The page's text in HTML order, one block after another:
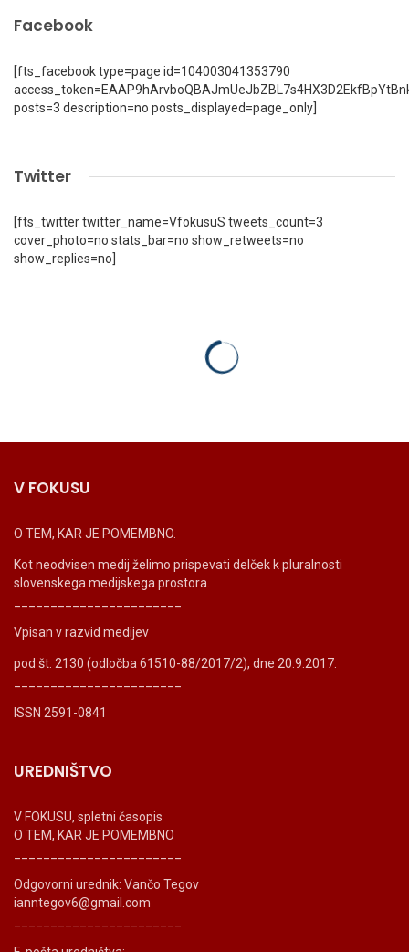
Facebook
[fts_facebook type=page id=104003041353790
posts=3 description=no posts_displayed=page_only]
Twitter
[fts_twitter twitter_name=VfokusuS tweets_count=3
cover_photo=no stats_bar=no show_retweets=no
show_replies=no]
V FOKUSU
O TEM, KAR JE POMEMBNO.
Kot neodvisen medij želimo prispevati delček k pluralnosti
slovenskega medijskega prostora.
Vpisan v razvid medijev
pod št. 2130 (odločba 61510-88/2017/2), dne 20.9.2017.
ISSN 2591-0841
UREDNIŠTVO
V FOKUSU, spletni časopis
O TEM, KAR JE POMEMBNO
Odgovorni urednik: Vančo Tegov
ianntegov6@gmail.com